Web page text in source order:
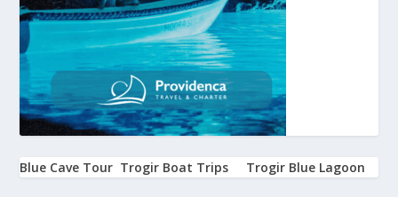
Blue Cave Tour Trogir Boat Trips Trogir Blue Lagoon